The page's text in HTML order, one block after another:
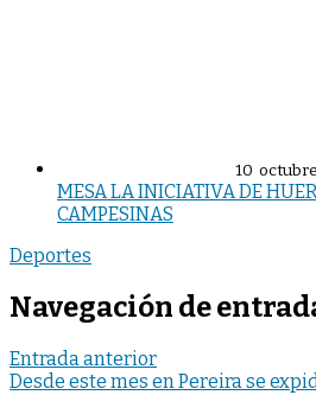
10
MESA LA INICIATIVA DE
CAMPESINAS
Deportes
Navegación de
Entrada anterior
Desde este mes en Pereira se